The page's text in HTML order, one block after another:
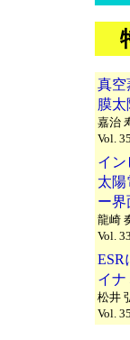
真空
膜太
嘉治
Vol.
イ
太陽
ー界
龍崎
Vol.
ESR
イナ
松井
Vol.